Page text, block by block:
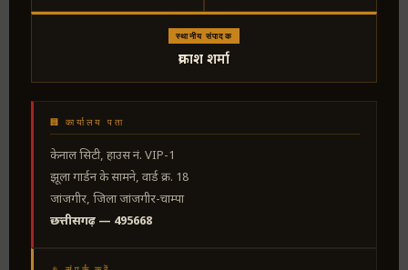
स्थानीय संपादक
प्रकाश शर्मा
🏢 कार्यालय पता
केनाल सिटी, हाउस नं. VIP-1
झूला गार्डन के सामने, वार्ड क्र. 18
जांजगीर, जिला जांजगीर-चाम्पा
छत्तीसगढ़ — 495668